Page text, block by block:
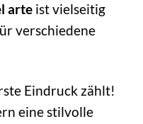
arte ist vielseitig
verschiedene
Eindruck zählt!
eine stilvolle